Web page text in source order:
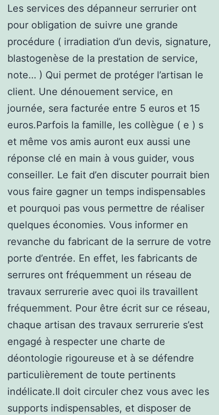
Les services des dépanneur serrurier ont
pour obligation de suivre une grande
procédure ( irradiation d’un devis, signature,
blastogenèse de la prestation de service,
note… ) Qui permet de protéger l’artisan le
client. Une dénouement service, en
journée, sera facturée entre 5 euros et 15
euros.Parfois la famille, les collègue ( e ) s
et même vos amis auront eux aussi une
réponse clé en main à vous guider, vous
conseiller. Le fait d’en discuter pourrait bien
vous faire gagner un temps indispensables
et pourquoi pas vous permettre de réaliser
quelques économies. Vous informer en
revanche du fabricant de la serrure de votre
porte d’entrée. En effet, les fabricants de
serrures ont fréquemment un réseau de
travaux serrurerie avec quoi ils travaillent
fréquemment. Pour être écrit sur ce réseau,
chaque artisan des travaux serrurerie s’est
engagé à respecter une charte de
déontologie rigoureuse et à se défendre
particulièrement de toute pertinents
indélicate.Il doit circuler chez vous avec les
supports indispensables, et disposer de